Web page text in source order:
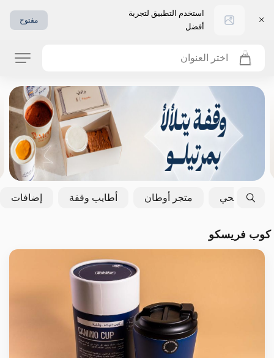
استخدم التطبيق لتجربة
أفضل
مفتوح
اختر العنوان
خيار صحي متجر أوطان أطايب وقفة إضافات
كوب فريسكو